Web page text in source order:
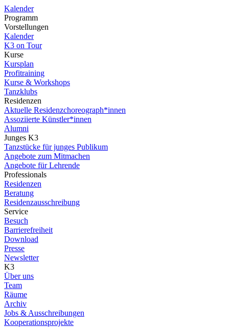
Kalender
Programm
Vorstellungen
Kalender
K3 on Tour
Kurse
Kursplan
Profitraining
Kurse & Workshops
Tanzklubs
Residenzen
Aktuelle Residenzchoreograph*innen
Assoziierte Künstler*innen
Alumni
Junges K3
Tanzstücke für junges Publikum
Angebote zum Mitmachen
Angebote für Lehrende
Professionals
Residenzen
Beratung
Residenzausschreibung
Service
Besuch
Barrierefreiheit
Download
Presse
Newsletter
K3
Über uns
Team
Räume
Archiv
Jobs & Ausschreibungen
Kooperationsprojekte